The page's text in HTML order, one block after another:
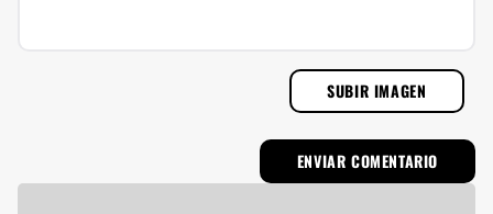
SUBIR IMAGEN